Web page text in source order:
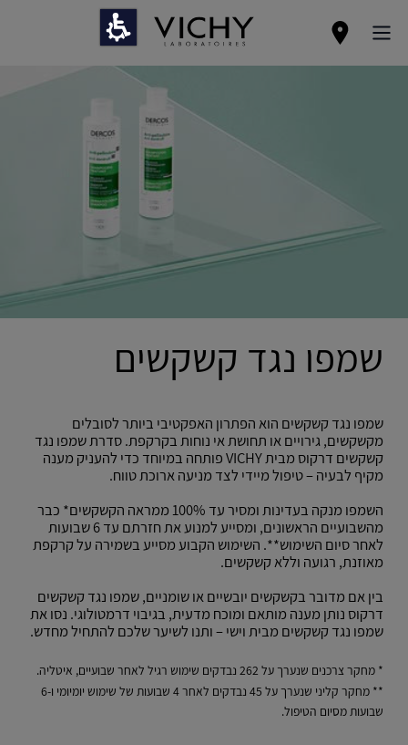
שמפו נגד קשקשים
שמפו נגד קשקשים הוא הפתרון האפקטיבי ביותר לסובלים
מקשקשים, גירויים או תחושת אי נוחות בקרקפת. סדרת שמפו נגד
קשקשים דרקוס מבית VICHY פותחה במיוחד כדי להעניק מענה
מקיף לבעיה – טיפול מיידי לצד מניעה ארוכת טווח.
השמפו מנקה בעדינות ומסיר עד 100% ממראה הקשקשים* כבר
מהשבועיים הראשונים, ומסייע למנוע את חזרתם עד 6 שבועות
לאחר סיום השימוש**. השימוש הקבוע מסייע בשמירה על קרקפת
מאוזנת, רגועה וללא קשקשים.
בין אם מדובר בקשקשים יובשיים או שומניים, שמפו נגד קשקשים
דרקוס נותן מענה מותאם ומוכח מדעית, בגיבוי דרמטולוגי. נסו את
שמפו נגד קשקשים מבית וישי – ותנו לשיער שלכם להתחיל מחדש.
* מחקר צרכנים שנערך על 262 נבדקים שימוש רגיל לאחר שבועיים, איטליה.
** מחקר קליני שנערך על 45 נבדקים לאחר 4 שבועות של שימוש יומיומי ו-6
שבועות מסיום הטיפול.